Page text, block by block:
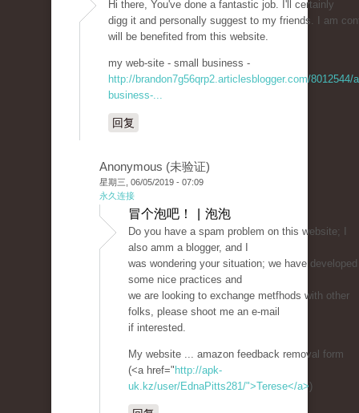
Hi there, You've done a fantastic job. I'll certainly
digg it and personally suggest to my friends. I am
will be benefited from this website.
my web-site - small business -
http://brandon7g56qrp2.articlesblogger.com/8012544/
business-...
回复
Anonymous (未验证)
星期三, 06/05/2019 - 07:09
永久连接
冒个泡吧！ | 泡泡
Do you have a spam problem on this website; I
also amm a blogger, and I
was wondering your situation; we have developed
some nice practices and
we are looking to exchange metfhods with other
folks, please shoot me an e-mail
if interested.
My website ... amazon feedback removal form
(<a href=" http://apk-
uk.kz/user/EdnaPitts281/">Terese</a>)